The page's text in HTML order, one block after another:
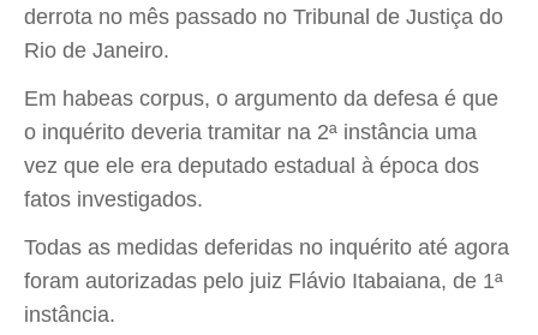
derrota no mês passado no Tribunal de Justiça do
Rio de Janeiro.
Em habeas corpus, o argumento da defesa é que
o inquérito deveria tramitar na 2ª instância uma
vez que ele era deputado estadual à época dos
fatos investigados.
Todas as medidas deferidas no inquérito até agora
foram autorizadas pelo juiz Flávio Itabaiana, de 1ª
instância.